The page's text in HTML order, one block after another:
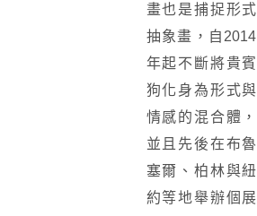
畫也是捕捉形式
抽象畫，自2014
年起不斷將貴賓
狗化身為形式與
情感的混合體，
並且先後在布魯
塞爾、柏林與紐
約等地舉辦個展